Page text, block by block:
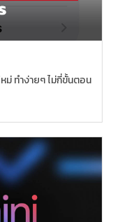
หม่ ทำง่ายๆ ไม่กี่ขั้นตอน